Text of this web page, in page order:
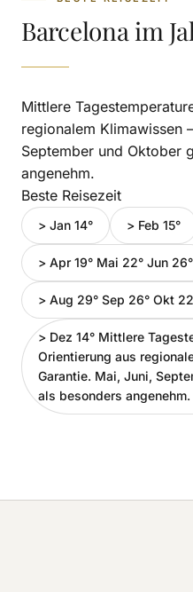
Barcelona im
Mittlere
regionalem Klimawissen
September und Oktober
angenehm.
Beste Reisezeit
> Jan 14° > Feb 15°
> Apr 19° Mai 22° Jun 26°
> Aug 29° Sep 26° Okt
> Dez 14° Mittlere
Orientierung aus
Garantie. Mai, Juni,
als besonders angenehm.